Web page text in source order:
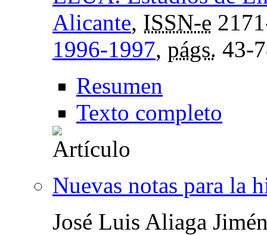
Alicante, ISSN-e
1996-1997, págs. 43-
Resumen
Texto completo
Nuevas notas para la
José Luis Aliaga